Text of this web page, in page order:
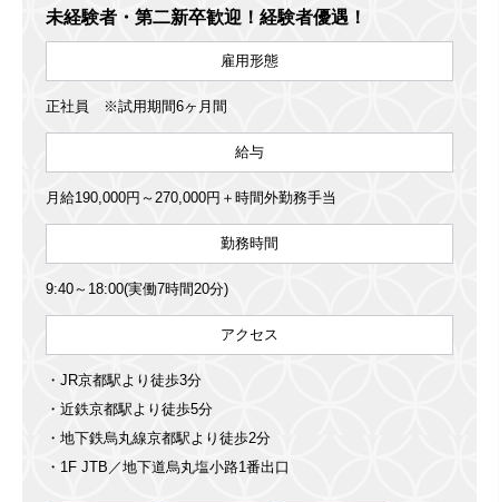
未経験者・第二新卒歓迎！経験者優遇！
雇用形態
正社員 ※試用期間6ヶ月間
給与
月給190,000円～270,000円＋時間外勤務手当
勤務時間
9:40～18:00(実働7時間20分)
アクセス
・JR京都駅より徒歩3分
・近鉄京都駅より徒歩5分
・地下鉄烏丸線京都駅より徒歩2分
・1F JTB／地下道烏丸塩小路1番出口